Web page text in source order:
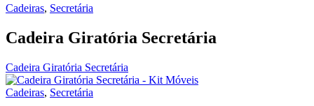
Cadeiras, Secretária
Cadeira Giratória Secretária
Cadeira Giratória Secretária
Cadeiras, Secretária